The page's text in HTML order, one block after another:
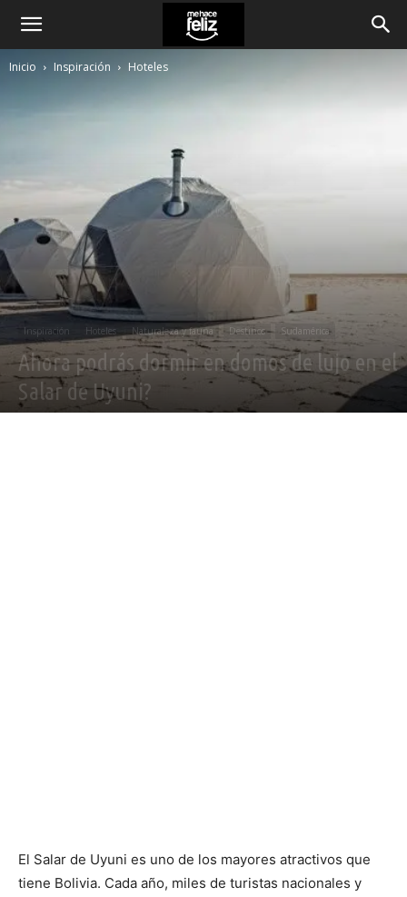
Inicio Inspiración Hoteles
Inspiración Hoteles Naturaleza y fauna Destinos Sudamérica
Ahora podrás dormir en domos de lujo en el
Salar de Uyuni?
El Salar de Uyuni es uno de los mayores atractivos que
tiene Bolivia. Cada año, miles de turistas nacionales y